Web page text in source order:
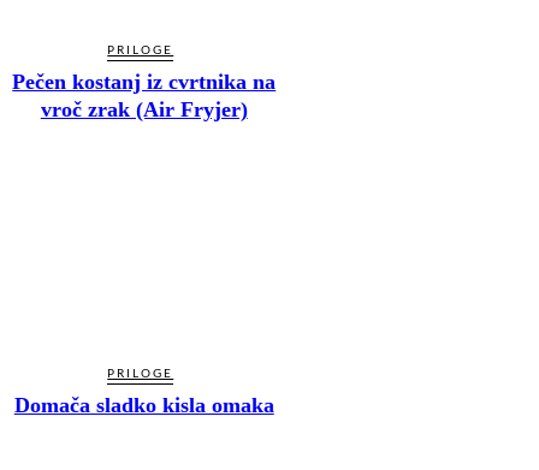
PRILOGE
Pečen kostanj iz cvrtnika na
vroč zrak (Air Fryjer)
PRILOGE
Domača sladko kisla omaka